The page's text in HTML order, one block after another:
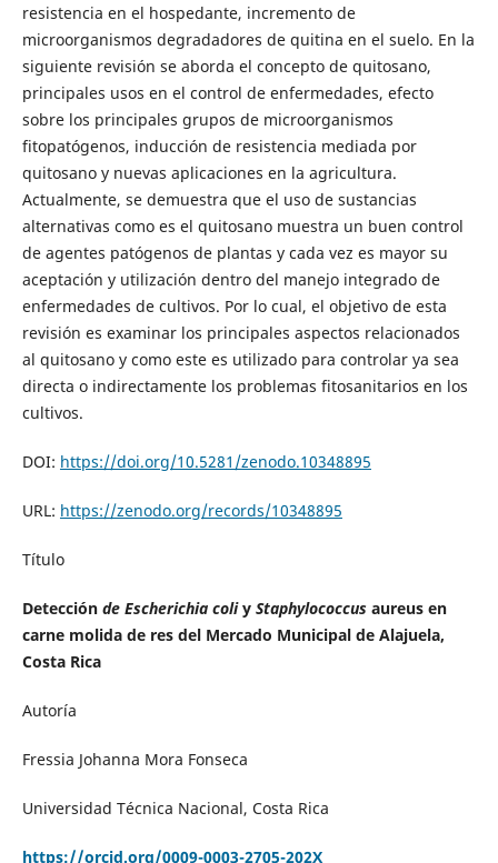
resistencia en el hospedante, incremento de
microorganismos degradadores de quitina en el suelo. En la
siguiente revisión se aborda el concepto de quitosano,
principales usos en el control de enfermedades, efecto
sobre los principales grupos de microorganismos
fitopatógenos, inducción de resistencia mediada por
quitosano y nuevas aplicaciones en la agricultura.
Actualmente, se demuestra que el uso de sustancias
alternativas como es el quitosano muestra un buen control
de agentes patógenos de plantas y cada vez es mayor su
aceptación y utilización dentro del manejo integrado de
enfermedades de cultivos. Por lo cual, el objetivo de esta
revisión es examinar los principales aspectos relacionados
al quitosano y como este es utilizado para controlar ya sea
directa o indirectamente los problemas fitosanitarios en los
cultivos.
DOI: https://doi.org/10.5281/zenodo.10348895
URL: https://zenodo.org/records/10348895
Título
Detección de Escherichia coliyStaphylococcusaureus en
carne molida de res del Mercado Municipal de Alajuela,
Costa Rica
Autoría
Fressia Johanna Mora Fonseca
Universidad Técnica Nacional, Costa Rica
https://orcid.org/0009-0003-2705-202X